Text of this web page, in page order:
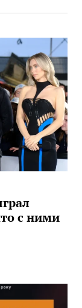
с ними